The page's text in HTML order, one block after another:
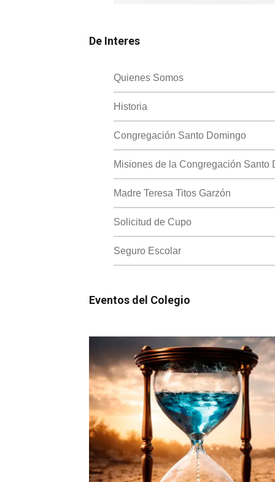
De Interes
Quienes Somos
Historia
Congregación Santo Domingo
Misiones de la Congregación Santo
Madre Teresa Titos Garzón
Solicitud de Cupo
Seguro Escolar
Eventos del Colegio